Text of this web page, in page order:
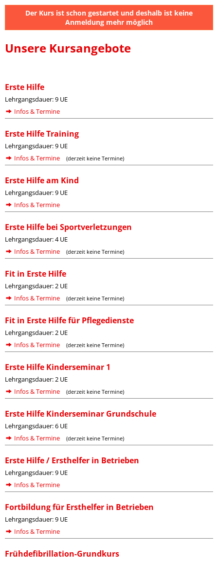
Der Kurs ist schon gestartet und deshalb ist keine
Anmeldung mehr möglich
Unsere Kursangebote
Erste Hilfe
Lehrgangsdauer: 9 UE
Infos & Termine
Erste Hilfe Training
Lehrgangsdauer: 9 UE
Infos & Termine
(derzeit keine Termine)
Erste Hilfe am Kind
Lehrgangsdauer: 9 UE
Infos & Termine
Erste Hilfe bei Sportverletzungen
Lehrgangsdauer: 4 UE
Infos & Termine
(derzeit keine Termine)
Fit in Erste Hilfe
Lehrgangsdauer: 2 UE
Infos & Termine
(derzeit keine Termine)
Fit in Erste Hilfe für Pflegedienste
Lehrgangsdauer: 2 UE
Infos & Termine
(derzeit keine Termine)
Erste Hilfe Kinderseminar 1
Lehrgangsdauer: 2 UE
Infos & Termine
(derzeit keine Termine)
Erste Hilfe Kinderseminar Grundschule
Lehrgangsdauer: 6 UE
Infos & Termine
(derzeit keine Termine)
Erste Hilfe / Ersthelfer in Betrieben
Lehrgangsdauer: 9 UE
Infos & Termine
Fortbildung für Ersthelfer in Betrieben
Lehrgangsdauer: 9 UE
Infos & Termine
Frühdefibrillation-Grundkurs